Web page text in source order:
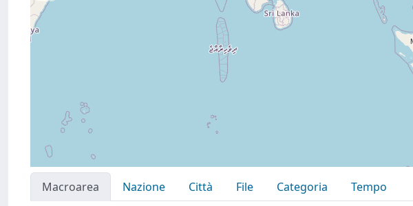
Macroarea Nazione Città File Categoria
Tempo